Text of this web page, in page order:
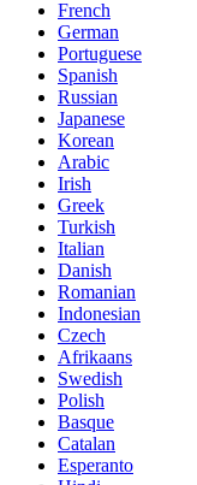
French
German
Portuguese
Spanish
Russian
Japanese
Korean
Arabic
Irish
Greek
Turkish
Italian
Danish
Romanian
Indonesian
Czech
Afrikaans
Swedish
Polish
Basque
Catalan
Esperanto